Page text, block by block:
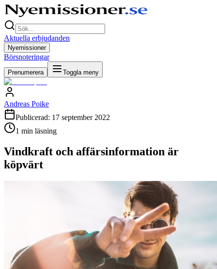
Aktuella erbjudanden
Nyemissioner
Börsnoteringar
Prenumerera Toggla meny
Andreas Poike
Publicerad: 17 september 2022
1 min läsning
Vindkraft och affärsinformation är
köpvärt